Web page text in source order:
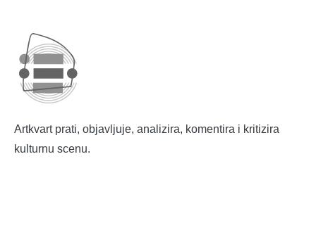
Artkvart prati, objavljuje, analizira, komentira i kritizira
kulturnu scenu.